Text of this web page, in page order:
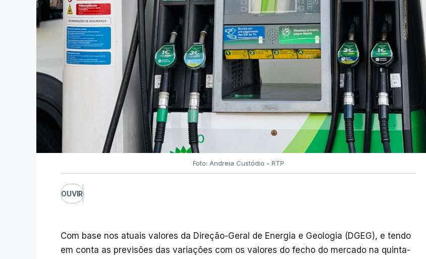
Foto: Andreia Custódio - RTP
OUVIR
Com base nos atuais valores da Direção-Geral de Energia e Geologia (DGEG), e tendo
em conta as previsões das variações com os valores do fecho do mercado na quinta-